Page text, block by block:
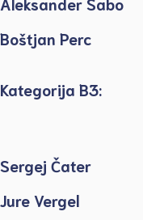
Boštjan Perc
Kategorija B3:
Sergej Čater
Jure Vergel